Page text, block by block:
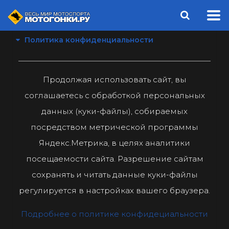
Политика конфиденциальности
Продолжая использовать сайт, вы
соглашаетесь с обработкой персональных
данных (куки-файлы), собираемых
посредством метрической программы
Яндекс.Метрика, в целях аналитики
посещаемости сайта. Разрешение сайтам
сохранять и читать данные куки-файлы
регулируется в настройках вашего браузера.
Подробнее о политике конфидециальности